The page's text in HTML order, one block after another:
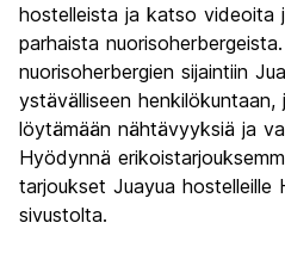
Yöelämä
Rahanarvoinen
hostelleista ja katso videoita
parhaista
nuorisoherbergien sijaintiin
ystävälliseen
löytämään nähtävyyksiä ja
Hyödynnä
tarjoukset Juayua hostelleille
sivustolta.